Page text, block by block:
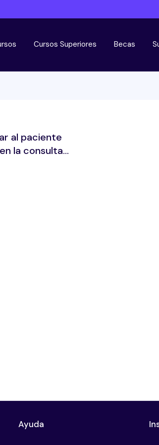
Cursos Superiores Becas
al paciente
la consulta
Ayuda